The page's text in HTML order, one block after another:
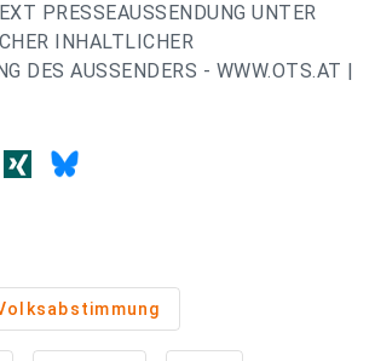
PRESSEAUSSENDUNG UNTER
INHALTLICHER
DES AUSSENDERS - WWW.OTS.AT |